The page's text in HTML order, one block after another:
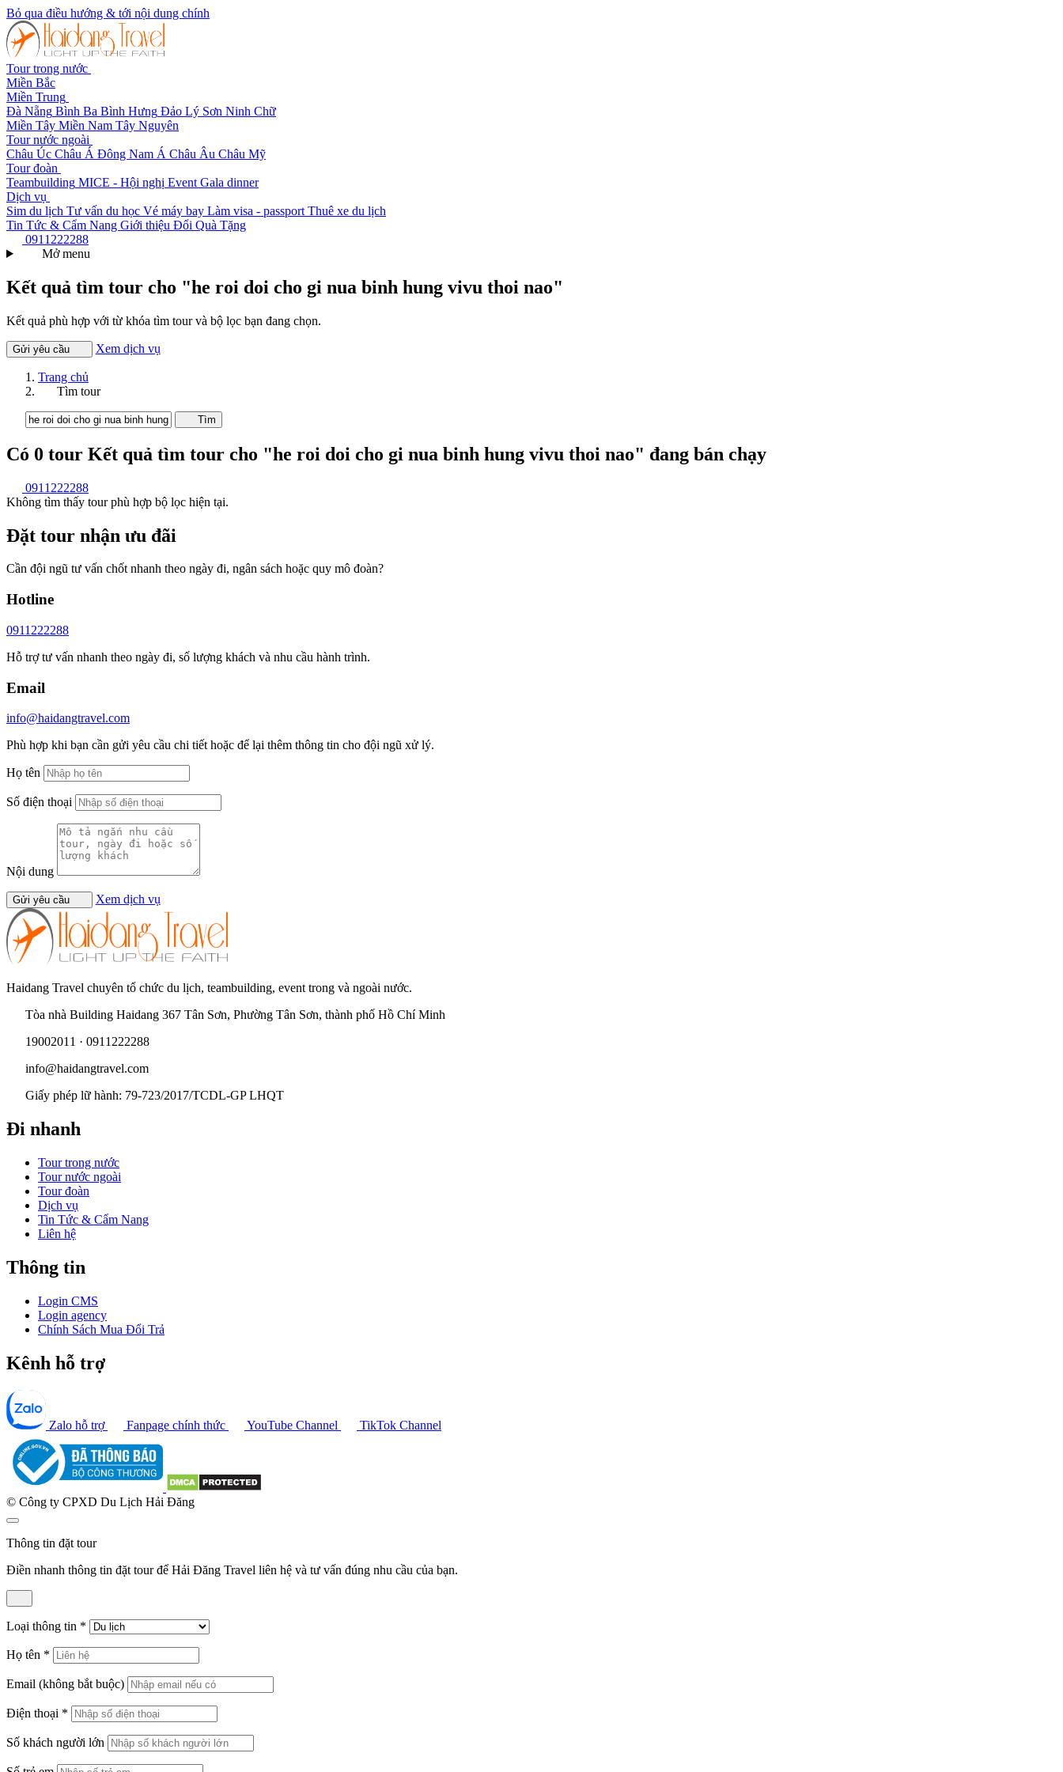
Bỏ qua điều hướng & tới nội dung chính
Tour trong nước
Miền Bắc
Miền Trung
Đà Nẵng Bình Ba Bình Hưng Đảo Lý Sơn Ninh Chữ
Miền Tây Miền Nam Tây Nguyên
Tour nước ngoài
Châu Úc Châu Á Đông Nam Á Châu Âu Châu Mỹ
Tour đoàn
Teambuilding MICE - Hội nghị Event Gala dinner
Dịch vụ
Sim du lịch Tư vấn du học Vé máy bay Làm visa - passport Thuê xe du lịch
Tin Tức & Cẩm Nang Giới thiệu Đổi Quà Tặng
0911222288
Mở menu
Kết quả tìm tour cho "he roi doi cho gi nua binh hung vivu thoi nao"
Kết quả phù hợp với từ khóa tìm tour và bộ lọc bạn đang chọn.
Gửi yêu cầu Xem dịch vụ
Trang chủ
Tìm tour
Tìm
Có 0 tour Kết quả tìm tour cho "he roi doi cho gi nua binh hung vivu thoi nao" đang bán chạy
0911222288
Không tìm thấy tour phù hợp bộ lọc hiện tại.
Đặt tour nhận ưu đãi
Cần đội ngũ tư vấn chốt nhanh theo ngày đi, ngân sách hoặc quy mô đoàn?
Hotline
0911222288
Hỗ trợ tư vấn nhanh theo ngày đi, số lượng khách và nhu cầu hành trình.
Email
info@haidangtravel.com
Phù hợp khi bạn cần gửi yêu cầu chi tiết hoặc để lại thêm thông tin cho đội ngũ xử lý.
Họ tên
Số điện thoại
Nội dung
Gửi yêu cầu Xem dịch vụ
Haidang Travel chuyên tổ chức du lịch, teambuilding, event trong và ngoài nước.
Tòa nhà Building Haidang 367 Tân Sơn, Phường Tân Sơn, thành phố Hồ Chí Minh
19002011 · 0911222288
info@haidangtravel.com
Giấy phép lữ hành: 79-723/2017/TCDL-GP LHQT
Đi nhanh
Tour trong nước
Tour nước ngoài
Tour đoàn
Dịch vụ
Tin Tức & Cẩm Nang
Liên hệ
Thông tin
Login CMS
Login agency
Chính Sách Mua Đổi Trả
Kênh hỗ trợ
Zalo hỗ trợ Fanpage chính thức YouTube Channel TikTok Channel
© Công ty CPXD Du Lịch Hải Đăng
Thông tin đặt tour
Điền nhanh thông tin đặt tour để Hải Đăng Travel liên hệ và tư vấn đúng nhu cầu của bạn.
Loại thông tin *
Họ tên *
Email (không bắt buộc)
Điện thoại *
Số khách người lớn